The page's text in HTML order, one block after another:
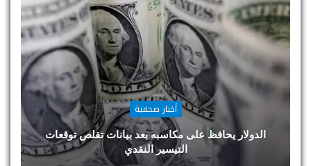
أخبار صحفية
الدولار يحافظ على مكاسبه بعد بيانات تقلص توقعات
التيسير النقدي